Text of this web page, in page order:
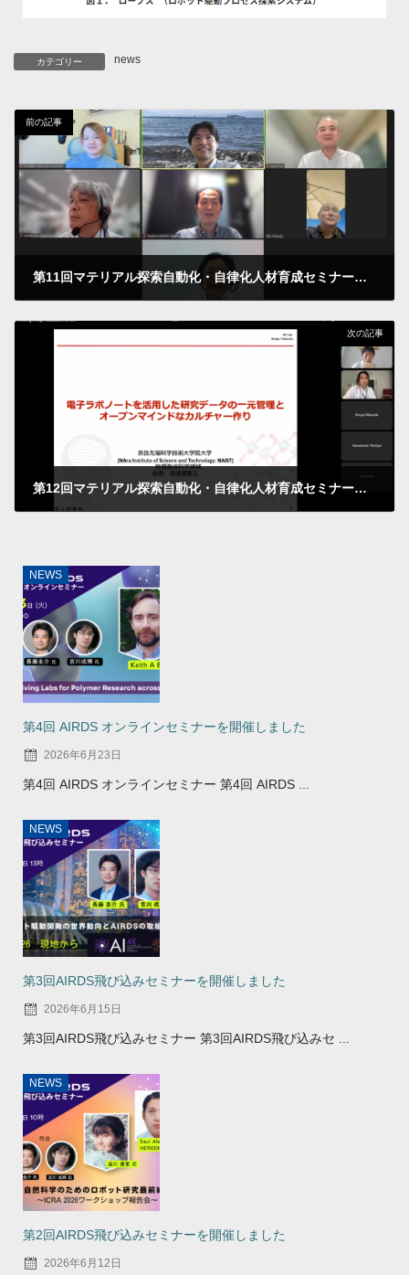
カテゴリー news
前の記事
第11回マテリアル探索自動化・自律化人材育成セミナーを開催しました
次の記事
第12回マテリアル探索自動化・自律化人材育成セミナーを開催しました
NEWS
第4回 AIRDS オンラインセミナーを開催しました
2026年6月23日
第4回 AIRDS オンラインセミナー 第4回 AIRDS ...
NEWS
第3回AIRDS飛び込みセミナーを開催しました
2026年6月15日
第3回AIRDS飛び込みセミナー 第3回AIRDS飛び込みセ ...
NEWS
第2回AIRDS飛び込みセミナーを開催しました
2026年6月12日